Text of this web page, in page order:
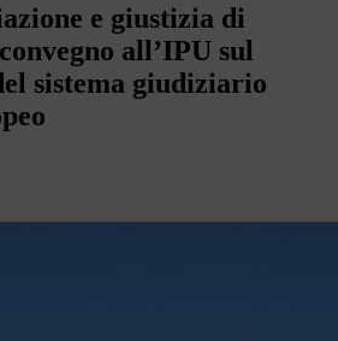
e giustizia di
all’IPU sul
sistema giudiziario